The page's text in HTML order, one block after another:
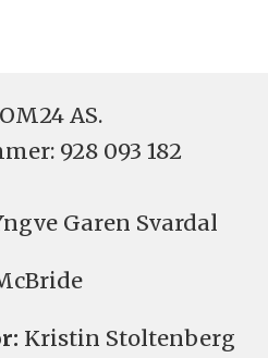
AS.
928 093 182
Garen Svardal
Kristin Stoltenberg